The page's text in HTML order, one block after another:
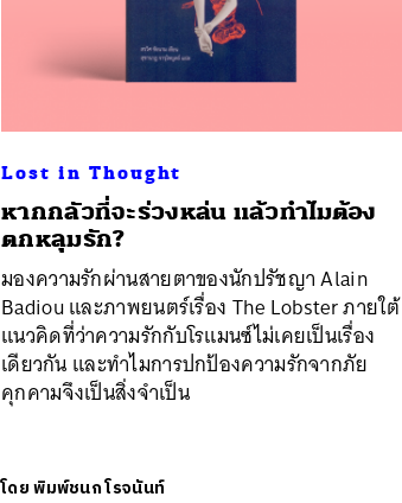
Lost in Thought
หากกลัวที่จะร่วงหล่น แล้วทำไมต้อง
ตกหลุมรัก?
มองความรักผ่านสายตาของนักปรัชญา Alain
Badiou และภาพยนตร์เรื่อง The Lobster ภายใต้
แนวคิดที่ว่าความรักกับโรแมนซ์ไม่เคยเป็นเรื่อง
เดียวกัน และทำไมการปกป้องความรักจากภัย
คุกคามจึงเป็นสิ่งจำเป็น
โดยพิมพ์ชนก โรจนันท์